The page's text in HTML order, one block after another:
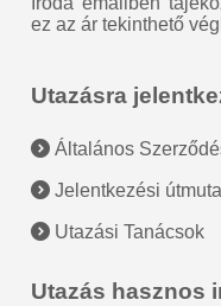
ez az ár tekinthető
Utazásra
Általános
Jelentkezési
Utazási Tanácsok
Utazás hasznos